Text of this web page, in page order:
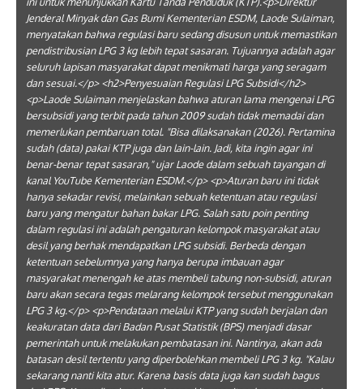
Jenderal Minyak dan Gas Bumi Kementerian ESDM, Laode Sulaiman,
menyatakan bahwa regulasi baru sedang disusun untuk memastikan
pendistribusian LPG 3 kg lebih tepat sasaran. Tujuannya adalah agar
seluruh lapisan masyarakat dapat menikmati harga yang seragam
dan sesuai.</p> <h2>Penyesuaian Regulasi LPG Subsidi</h2>
<p>Laode Sulaiman menjelaskan bahwa aturan lama mengenai LPG
bersubsidi yang terbit pada tahun 2009 sudah tidak memadai dan
memerlukan pembaruan total. "Bisa dilaksanakan (2026). Pertamina
sudah (data) pakai KTP juga dan lain-lain. Jadi, kita ingin agar ini
benar-benar tepat sasaran," ujar Laode dalam sebuah tayangan di
kanal YouTube Kementerian ESDM.</p> <p>Aturan baru ini tidak
hanya sekadar revisi, melainkan sebuah ketentuan atau regulasi
baru yang mengatur bahan bakar LPG. Salah satu poin penting
dalam regulasi ini adalah pengaturan kelompok masyarakat atau
desil yang berhak mendapatkan LPG subsidi. Berbeda dengan
ketentuan sebelumnya yang hanya berupa imbauan agar
masyarakat menengah ke atas membeli tabung non-subsidi, aturan
baru akan secara tegas melarang kelompok tersebut menggunakan
LPG 3 kg.</p> <p>Pendataan melalui KTP yang sudah berjalan dan
keakuratan data dari Badan Pusat Statistik (BPS) menjadi dasar
pemerintah untuk melakukan pembatasan ini. Nantinya, akan ada
batasan desil tertentu yang diperbolehkan membeli LPG 3 kg. "Kalau
sekarang nanti kita atur. Karena basis data juga kan sudah bagus